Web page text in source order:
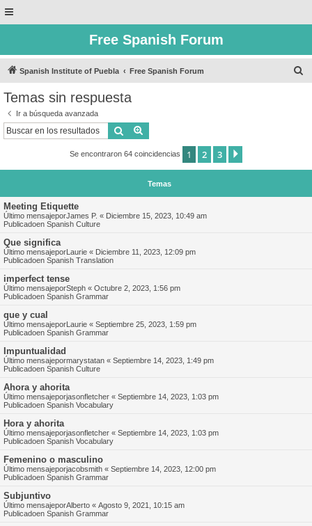
Free Spanish Forum
Spanish Institute of Puebla Free Spanish Forum
Temas sin respuesta
Ir a búsqueda avanzada
Buscar
Se encontraron 64 coincidencias 1 2 3
Temas
Meeting Etiquette
Último mensajeporJames P. « Diciembre 15, 2023, 10:49 am
Publicadoen Spanish Culture
Que significa
Último mensajeporLaurie « Diciembre 11, 2023, 12:09 pm
Publicadoen Spanish Translation
imperfect tense
Último mensajeporSteph « Octubre 2, 2023, 1:56 pm
Publicadoen Spanish Grammar
que y cual
Último mensajeporLaurie « Septiembre 25, 2023, 1:59 pm
Publicadoen Spanish Grammar
Impuntualidad
Último mensajepormarystatan « Septiembre 14, 2023, 1:49 pm
Publicadoen Spanish Culture
Ahora y ahorita
Último mensajeporjasonfletcher « Septiembre 14, 2023, 1:03 pm
Publicadoen Spanish Vocabulary
Hora y ahorita
Último mensajeporjasonfletcher « Septiembre 14, 2023, 1:03 pm
Publicadoen Spanish Vocabulary
Femenino o masculino
Último mensajeporjacobsmith « Septiembre 14, 2023, 12:00 pm
Publicadoen Spanish Grammar
Subjuntivo
Último mensajeporAlberto « Agosto 9, 2021, 10:15 am
Publicadoen Spanish Grammar